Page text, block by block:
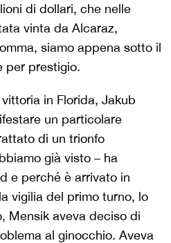
di dollari, che nelle
vinta da Alcaraz,
siamo appena sotto il
per prestigio.
in Florida, Jakub
un particolare
di un trionfo
già visto – ha
e perché è arrivato in
vigilia del primo turno, lo
Mensik aveva deciso di
al ginocchio. Aveva